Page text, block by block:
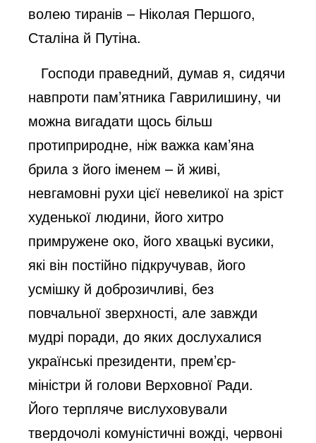
волею тиранів – Ніколая Першого,
Сталіна й Путіна.
Господи праведний, думав я, сидячи
навпроти пам’ятника Гаврилишину, чи
можна вигадати щось більш
протиприродне, ніж важка кам’яна
брила з його іменем – й живі,
невгамовні рухи цієї невеликої на зріст
худенької людини, його хитро
примружене око, його хвацькі вусики,
які він постійно підкручував, його
усмішку й доброзичливі, без
повчальної зверхності, але завжди
мудрі поради, до яких дослухалися
українські президенти, прем’єр-
міністри й голови Верховної Ради.
Його терпляче вислуховували
твердочолі комуністичні вожді, червоні